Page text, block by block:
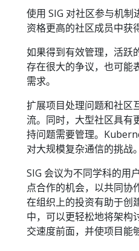
使用 SIG 对社区参与机
资格更高的社区成员中获
如果得到有效管理，活跃
存在很大的争议，也可能
需求。
扩展项目处理问题和社区
流。同时，大型社区具有
持问题需要管理。
对大规模复杂通信的挑战。
SIG 会议为不同学科的用
点合作的机会，以共同协
在组织上的投资有助于创
中，可以更轻松地将架构
交速度前面，并使项目能